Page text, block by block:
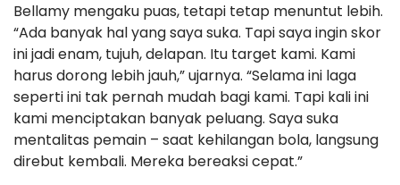
Bellamy mengaku puas, tetapi tetap menuntut lebih.
“Ada banyak hal yang saya suka. Tapi saya ingin skor
ini jadi enam, tujuh, delapan. Itu target kami. Kami
harus dorong lebih jauh,” ujarnya. “Selama ini laga
seperti ini tak pernah mudah bagi kami. Tapi kali ini
kami menciptakan banyak peluang. Saya suka
mentalitas pemain – saat kehilangan bola, langsung
direbut kembali. Mereka bereaksi cepat.”